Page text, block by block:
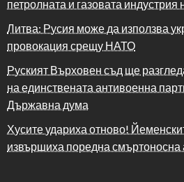
петролната и газовата индустрия
Литва: Русия може да използва
провокация срещу НАТО
Руският Върховен съд ще
на единствената антивоенна
Държавна дума
Хусите удариха отново!
извършиха поредна смъртоносна